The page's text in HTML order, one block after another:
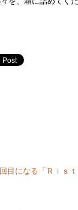
目になる「Ｒｉｓ